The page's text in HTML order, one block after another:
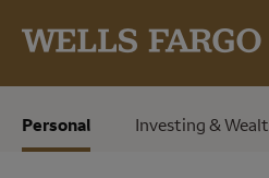
Personal Investing &